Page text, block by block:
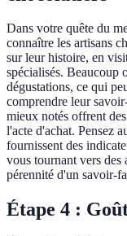
Dans votre quête du
connaître les artisans
sur leur histoire, en
spécialisés. Beaucoup
dégustations, ce qui
comprendre leur
mieux notés offrent
l'acte d'achat. Pensez
fournissent des
vous tournant vers des
pérennité d'un savoir-
Étape 4 :